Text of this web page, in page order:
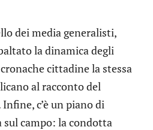
dei media generalisti,
la dinamica degli
cittadine la stessa
al racconto del
c’è un piano di
campo: la condotta